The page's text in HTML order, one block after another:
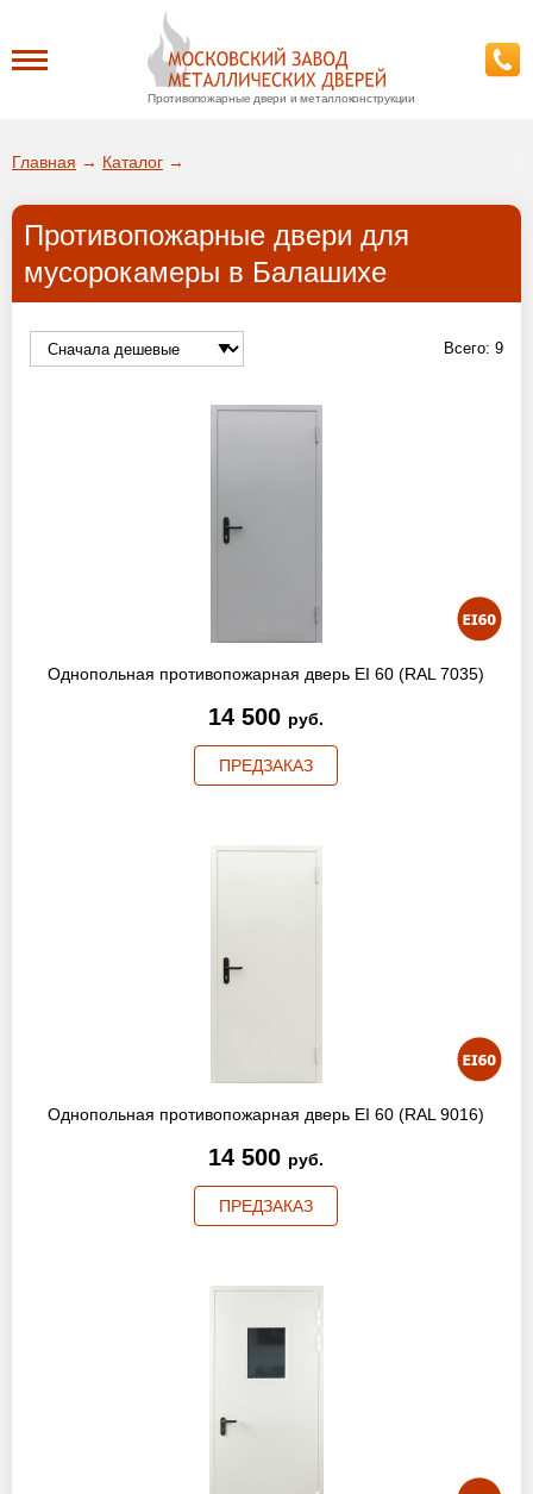
Противопожарные двери и металлоконструкции
ДА!
ВЫБРАТЬ ДРУГОЙ ГОРОД
О заводе
Доставка
Установка
Контакты
ЗАПРОСИТЬ РАСЧЕТ
info@protivopozharnie-dveri.ru
Главная → Каталог →
Противопожарные двери для
мусорокамеры в Балашихе
Всего: 9
Однопольная противопожарная дверь EI 60 (RAL 7035)
14 500 руб.
ПРЕДЗАКАЗ
Однопольная противопожарная дверь EI 60 (RAL 9016)
14 500 руб.
ПРЕДЗАКАЗ